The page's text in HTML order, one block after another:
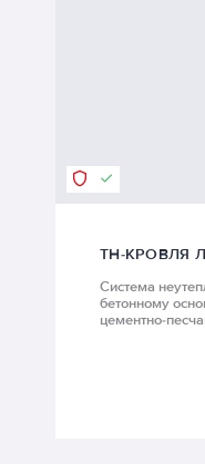
ТН-КРОВЛЯ
Система
бетонному
цементно-